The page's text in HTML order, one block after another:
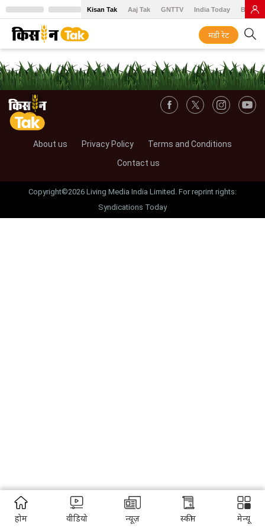
Kisan Tak Aaj Tak GNTTV India Today BT
मंडी रेट
About us Privacy Policy
Terms and Conditions
Contact us
Copyright©2026 Living Media India Limited. For reprint rights:
Syndications Today
होम वीडियो न्यूज़ स्कीम मेन्यू